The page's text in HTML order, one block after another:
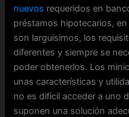
nuevos requeridos en
préstamos hipotecarios,
son larguísimos, los
diferentes y siempre se
poder obtenerlos. Los
unas características y
no es difícil acceder a uno
suponen una solución